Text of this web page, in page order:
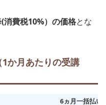
消費税10%）の価格とな
か月あたりの受講
6ヵ月一括払い